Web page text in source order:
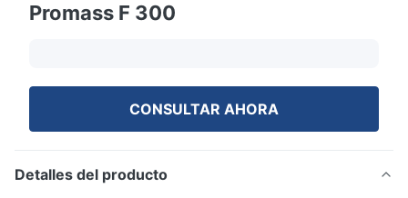
Promass F 300
CONSULTAR AHORA
Detalles del producto